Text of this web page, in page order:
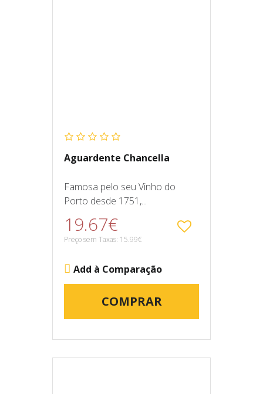
Aguardente Chancella
Famosa pelo seu Vinho do
Porto desde 1751,...
19.67€
Preço sem Taxas: 15.99€
Add à Comparação
COMPRAR